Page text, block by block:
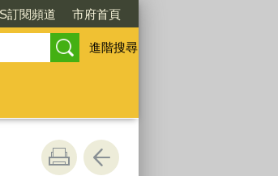
訂閱頻道 市府首頁
進階搜尋